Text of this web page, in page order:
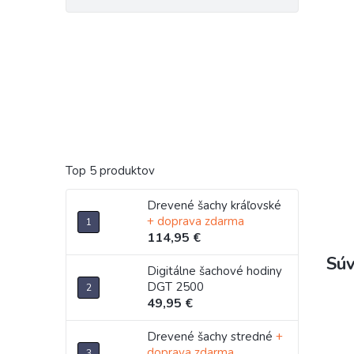
Top 5 produktov
Drevené šachy kráľovské
+ doprava zdarma
114,95 €
Digitálne šachové hodiny
DGT 2500
49,95 €
Drevené šachy stredné +